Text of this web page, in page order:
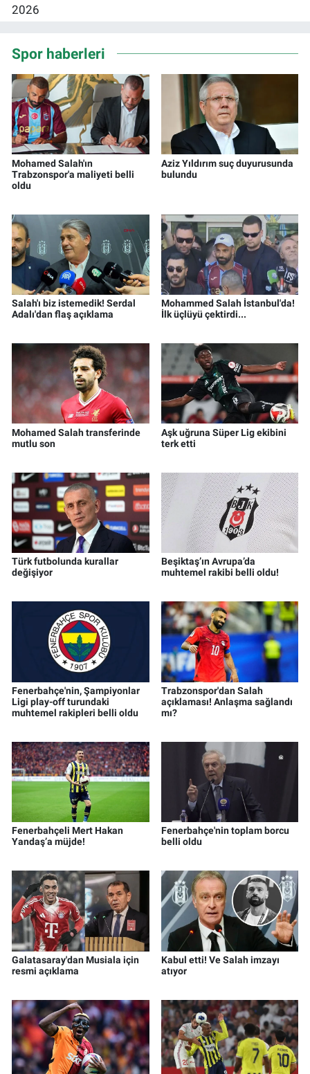
Spor haberleri
Mohamed Salah'ın
Trabzonspor'a maliyeti belli
oldu
Aziz Yıldırım suç duyurusunda
bulundu
Salah'ı biz istemedik! Serdal
Adalı'dan flaş açıklama
Mohammed Salah İstanbul'da!
İlk üçlüyü çektirdi...
Mohamed Salah transferinde
mutlu son
Aşk uğruna Süper Lig ekibini
terk etti
Türk futbolunda kurallar
değişiyor
Beşiktaş’ın Avrupa’da
muhtemel rakibi belli oldu!
Fenerbahçe'nin, Şampiyonlar
Ligi play-off turundaki
muhtemel rakipleri belli oldu
Trabzonspor'dan Salah
açıklaması! Anlaşma sağlandı
mı?
Fenerbahçeli Mert Hakan
Yandaş’a müjde!
Fenerbahçe'nin toplam borcu
belli oldu
Galatasaray'dan Musiala için
resmi açıklama
Kabul etti! Ve Salah imzayı
atıyor